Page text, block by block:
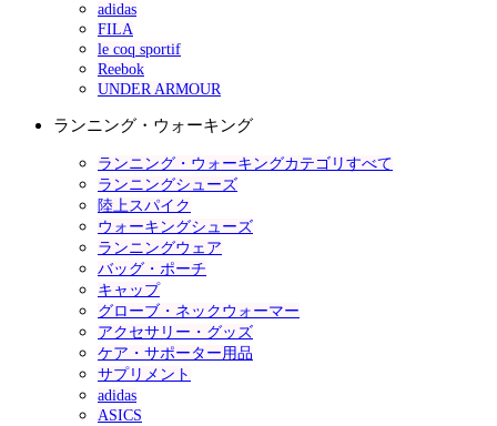
adidas
FILA
le coq sportif
Reebok
UNDER ARMOUR
ランニング・ウォーキング
ランニング・ウォーキングカテゴリすべて
ランニングシューズ
陸上スパイク
ウォーキングシューズ
ランニングウェア
バッグ・ポーチ
キャップ
グローブ・ネックウォーマー
アクセサリー・グッズ
ケア・サポーター用品
サプリメント
adidas
ASICS